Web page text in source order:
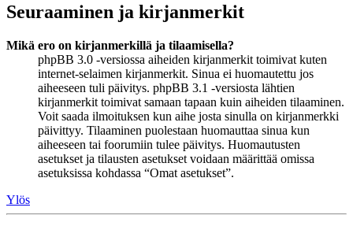
Seuraaminen ja kirjanmerkit
Mikä ero on kirjanmerkillä ja tilaamisella?
phpBB 3.0 -versiossa aiheiden kirjanmerkit toimivat kuten
internet-selaimen kirjanmerkit. Sinua ei huomautettu jos
aiheeseen tuli päivitys. phpBB 3.1 -versiosta lähtien
kirjanmerkit toimivat samaan tapaan kuin aiheiden tilaaminen.
Voit saada ilmoituksen kun aihe josta sinulla on kirjanmerkki
päivittyy. Tilaaminen puolestaan huomauttaa sinua kun
aiheeseen tai foorumiin tulee päivitys. Huomautusten
asetukset ja tilausten asetukset voidaan määrittää omissa
asetuksissa kohdassa “Omat asetukset”.
Ylös